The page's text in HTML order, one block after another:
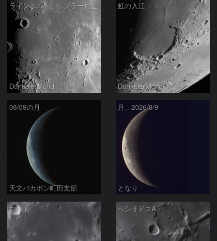
ラインホルト、ケプラー付近
DunkelerMond
虹の入江
DunkelerMond
08/09の月
天文バカボン町田支部
月、2026/8/9
となり
マルト ヘシオドスA